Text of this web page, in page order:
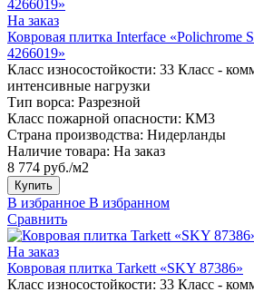
На заказ
Ковровая плитка Interface «Polichrome
4266019»
Класс износостойкости: 33 Класс -
интенсивные нагрузки
Тип ворса: Разрезной
Класс пожарной опасности: КМ3
Страна производства: Нидерланды
Наличие товара: На заказ
8 774 руб./м2
Купить
В избранное В избранном
Сравнить
На заказ
Ковровая плитка Tarkett «SKY 87386»
Класс износостойкости: 33 Класс -